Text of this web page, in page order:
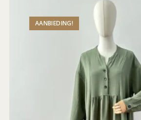
AANBIEDING!